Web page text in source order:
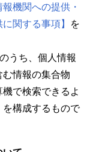
報機関への提供・
関する事項】 を
うち、個人情報
情報の集合物
で検索できるよ
を構成するもので